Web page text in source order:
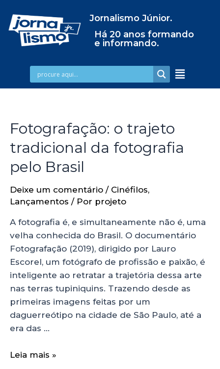
Jornalismo Júnior.
Há 20 anos formando
e informando.
Fotografação: o trajeto
tradicional da fotografia
pelo Brasil
Deixe um comentário / Cinéfilos,
Lançamentos / Por projeto
A fotografia é, e simultaneamente não é, uma
velha conhecida do Brasil. O documentário
Fotografação (2019), dirigido por Lauro
Escorel, um fotógrafo de profissão e paixão, é
inteligente ao retratar a trajetória dessa arte
nas terras tupiniquins. Trazendo desde as
primeiras imagens feitas por um
daguerreótipo na cidade de São Paulo, até a
era das …
Leia mais »